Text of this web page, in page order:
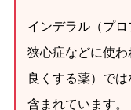
インデラル（プ
狭心症などに使
良くする薬）で
含まれています。